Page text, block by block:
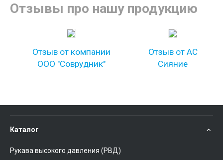
Отзывы про нашу продукцию
Отзыв от компании
ООО "Соврудник"
Отзыв от АС
Сияние
Каталог
Рукава высокого давления (РВД)